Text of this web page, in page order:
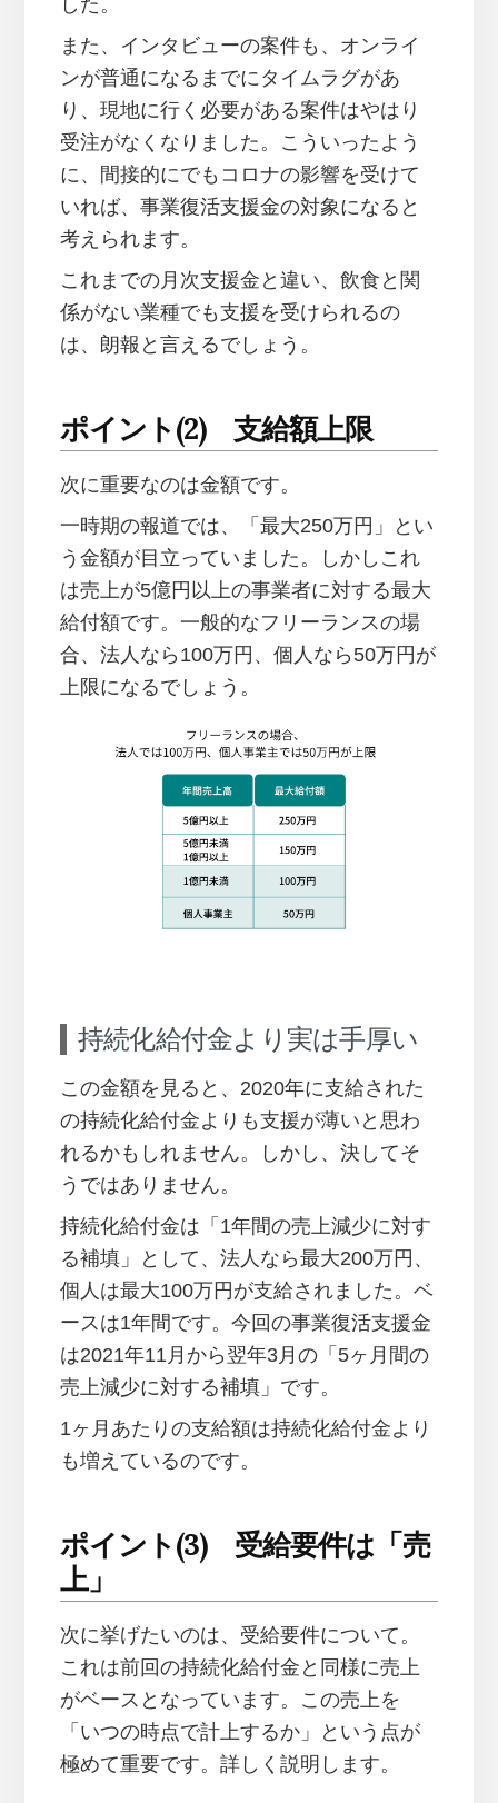
した。
また、インタビューの案件も、オンライ
ンが普通になるまでにタイムラグがあ
り、現地に行く必要がある案件はやはり
受注がなくなりました。こういったよう
に、間接的にでもコロナの影響を受けて
いれば、事業復活支援金の対象になると
考えられます。
これまでの月次支援金と違い、飲食と関
係がない業種でも支援を受けられるの
は、朗報と言えるでしょう。
ポイント(2) 支給額上限
次に重要なのは金額です。
一時期の報道では、「最大250万円」とい
う金額が目立っていました。しかしこれ
は売上が5億円以上の事業者に対する最大
給付額です。一般的なフリーランスの場
合、法人なら100万円、個人なら50万円が
上限になるでしょう。
持続化給付金より実は手厚い
この金額を見ると、2020年に支給された
の持続化給付金よりも支援が薄いと思わ
れるかもしれません。しかし、決してそ
うではありません。
持続化給付金は「1年間の売上減少に対す
る補填」として、法人なら最大200万円、
個人は最大100万円が支給されました。ベ
ースは1年間です。今回の事業復活支援金
は2021年11月から翌年3月の「5ヶ月間の
売上減少に対する補填」です。
1ヶ月あたりの支給額は持続化給付金より
も増えているのです。
ポイント(3) 受給要件は「売
上」
次に挙げたいのは、受給要件について。
これは前回の持続化給付金と同様に売上
がベースとなっています。この売上を
「いつの時点で計上するか」という点が
極めて重要です。詳しく説明します。